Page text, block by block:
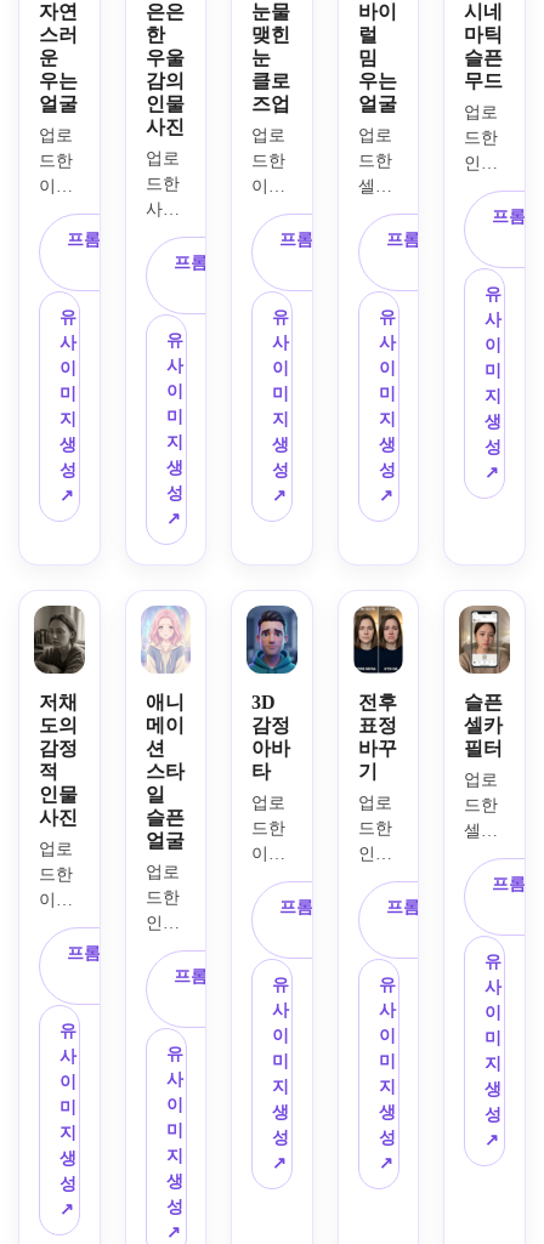
자연
스러
운
우는
얼굴
업로
드한
이미
지를
주제
로 삼
아,
인물
사진
을 사
실적
인 슬
픈 표
정(윤
기 도
는 눈
살짝
처진
입술,
부드
러워
진 눈
썹,
자연
스러
운 피
부 질
감,
균형
잡힌
부드
러운
조명,
차분
하고
자연
스러
운 색
감,
감정
적이
지만
믿을
프롬프트 복
유
사
이
미
지
생
성
↗
은은
한
우울
감의
인물
사진
업로
드한
사진
을 주
제로
삼아,
눈에
은은
한 슬
아랫
눈꺼
풀 아
래 미
세한
물기,
약간
내려
간 입
꼬리,
자연
스러
운 비
율,
부드
러운
낮 스
타일
조명,
저채
도의
색조,
차분
하고
성찰
적인
분위
사실
적인
얼굴
보존
이 적
프롬프트 복
유
사
이
미
지
생
성
↗
눈물
맺힌
눈
클로
즈업
업로
드한
이미
지를
활용
하여,
물기
머금
은 반
사되
눈,
뺨에
흐르
는 미
세한
자국,
감정
이 담
긴 눈
썹,
부드
러운
입 근
육 긴
장,
선명
한 피
테일,
차분
한 시
원한
조명,
친밀
한 프
레이
깔끔
한 사
실적
프롬프트 복
유
사
이
미
지
생
성
↗
바이
럴
밈
우는
얼굴
업로
드한
셀카
를 주
제로
하여,
눈에
띄는
눈물,
떨리
는 입
안쪽
이 올
라간
눈썹,
는
눈,
밝고
깔끔
한 조
명,
소셜
에 적
합한
구도,
표정
이 잘
나는
디테
일,
재미
있는
리액
션/밈
콘텐
츠 감
얼굴
인식
프롬프트 복
유
사
이
미
지
생
성
↗
시네
마틱
슬픈
무드
업로
드한
인물
사진
을 저
채도
블루-
그레
이 색
보정,
부드
러운
그림
자,
반짝
이는
하는
슬픈
표정,
영화
같은
대비,
질감
이 살
아있
는 사
분위
기 있
는 감
정 연
본인
특징
이 유
지되
는 에
디토
리얼
프롬
유
사
이
미
지
생
성
↗
저채
도의
감정
적
인물
사진
업로
드한
이미
지를
기반
으로
매트
한 색
부드
러운
대비,
희미
한 눈
물 디
테일,
프롬프트 복
유
사
이
미
지
생
성
↗
애니
메이
션
스타
일
슬픈
얼굴
업로
드한
인물
사진
을 캐
릭터
레퍼
런스
로 삼
크고
감정
이 풍
부한
프롬프트 복
유
사
이
미
지
생
성
↗
3D
감정
아바
타
업로
드한
이미
지를
활용
하여
또렷
한 슬
픈 표
정,
눈물
맺힌
눈,
매끈
한 얼
굴 윤
프롬프트 복
유
사
이
미
지
생
성
↗
전후
표정
바꾸
기
업로
드한
인물
사진
에서
얼굴
표정
만 중
립 ->
슬픔
으로
자연
스럽
게 교
체하
고,
프롬프트 복
유
사
이
미
지
생
성
↗
슬픈
셀카
필터
업로
드한
셀카
에 부
드러
운 눈
물,
아래
로 내
려간
입술,
은은
한 눈
밑 광
인물
프롬
유
사
이
미
지
생
성
↗